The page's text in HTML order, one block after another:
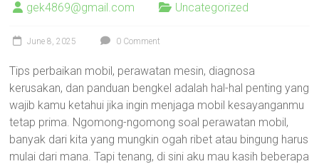
gek4869@gmail.com Uncategorized
June 8, 2025 0 Comment
Tips perbaikan mobil, perawatan mesin, diagnosa
kerusakan, dan panduan bengkel adalah hal-hal penting yang
wajib kamu ketahui jika ingin menjaga mobil kesayanganmu
tetap prima. Ngomong-ngomong soal perawatan mobil,
banyak dari kita yang mungkin ogah ribet atau bingung harus
mulai dari mana. Tapi tenang, di sini aku mau kasih beberapa